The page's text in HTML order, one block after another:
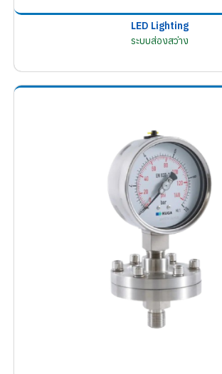
LED Lighting
ระบบส่องสว่าง